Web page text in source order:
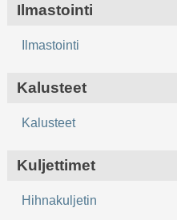
Ilmastointi
Ilmastointi
Kalusteet
Kalusteet
Kuljettimet
Hihnakuljetin